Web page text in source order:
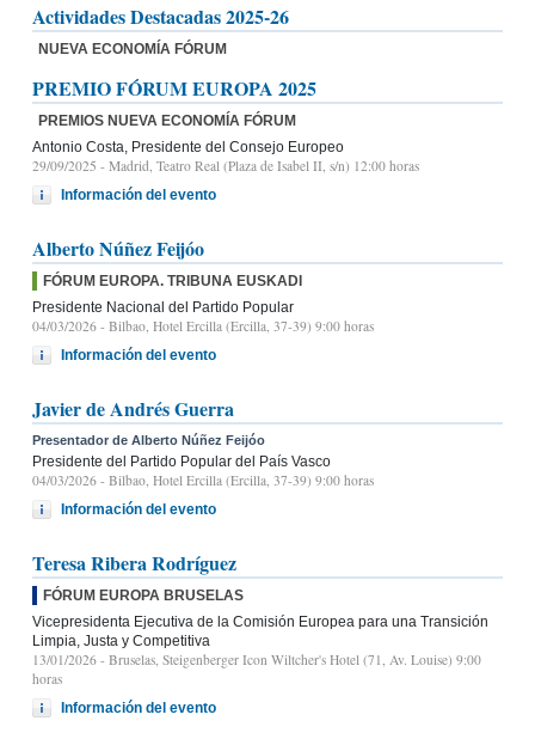
Actividades Destacadas 2025-26
NUEVA ECONOMÍA FÓRUM
PREMIO FÓRUM EUROPA 2025
PREMIOS NUEVA ECONOMÍA FÓRUM
Antonio Costa, Presidente del Consejo Europeo
29/09/2025 - Madrid, Teatro Real (Plaza de Isabel II, s/n) 12:00 horas
Información del evento
Alberto Núñez Feijóo
FÓRUM EUROPA. TRIBUNA EUSKADI
Presidente Nacional del Partido Popular
04/03/2026 - Bilbao, Hotel Ercilla (Ercilla, 37-39) 9:00 horas
Información del evento
Javier de Andrés Guerra
Presentador de Alberto Núñez Feijóo
Presidente del Partido Popular del País Vasco
04/03/2026 - Bilbao, Hotel Ercilla (Ercilla, 37-39) 9:00 horas
Información del evento
Teresa Ribera Rodríguez
FÓRUM EUROPA BRUSELAS
Vicepresidenta Ejecutiva de la Comisión Europea para una Transición
Limpia, Justa y Competitiva
13/01/2026 - Bruselas, Steigenberger Icon Wiltcher's Hotel (71, Av. Louise) 9:00
horas
Información del evento